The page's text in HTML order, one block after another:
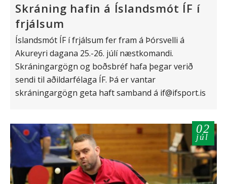
Skráning hafin á Íslandsmót ÍF í
frjálsum
Íslandsmót ÍF í frjálsum fer fram á Þórsvelli á
Akureyri dagana 25.-26. júlí næstkomandi.
Skráningargögn og boðsbréf hafa þegar verið
sendi til aðildarfélaga ÍF. Þá er vantar
skráningargögn geta haft samband á if@ifsport.is
02
júl